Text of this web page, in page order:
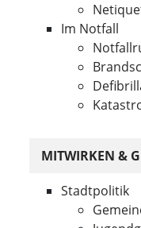
Im Notfall
MITWIRKEN &
Stadtpolitik